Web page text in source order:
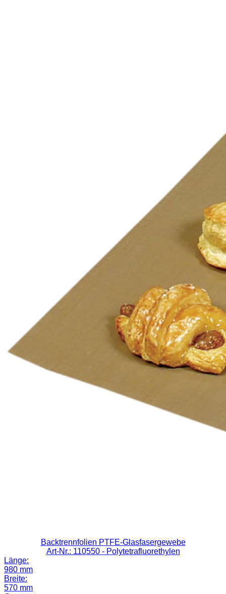
Backtrennfolien PTFE-Glasfasergewebe
Art-Nr.: 110550 - Polytetrafluorethylen
Länge:
980 mm
Breite:
570 mm